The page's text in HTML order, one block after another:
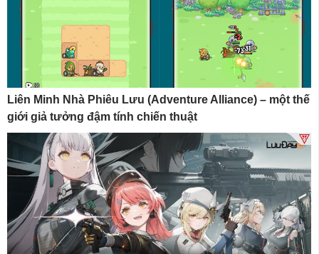
Liên Minh Nhà Phiêu Lưu (Adventure Alliance) – một thế
giới giả tưởng đậm tính chiến thuật